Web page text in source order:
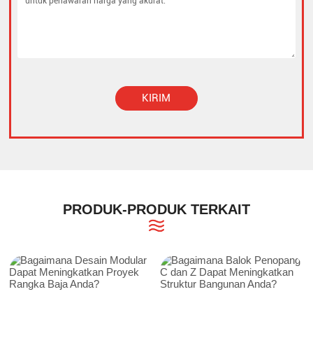
KIRIM
PRODUK-PRODUK TERKAIT